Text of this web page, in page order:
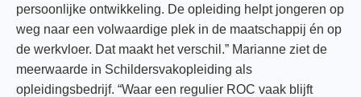
persoonlijke ontwikkeling. De opleiding helpt jongeren op
weg naar een volwaardige plek in de maatschappij én op
de werkvloer. Dat maakt het verschil.” Marianne ziet de
meerwaarde in Schildersvakopleiding als
opleidingsbedrijf. “Waar een regulier ROC vaak blijft